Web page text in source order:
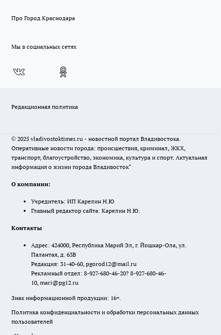
Про Город Краснодара
Мы в социальных сетях
Редакционная политика
© 2025 vladivostoktimes.ru - новостной портал Владивостока.
Оперативные новости города: происшествия, криминал, ЖКХ,
транспорт, благоустройство, экономика, культура и спорт. Актуальная
информация о жизни города Владивосток"
О компании:
Учредитель: ИП Карелин Н.Ю
Главный редактор сайта: Карелин Н.Ю.
Контакты
Адрес: 424000, Республика Марий Эл, г. Йошкар-Ола, ул.
Палантая, д. 63В
Редакция: 31-40-60, pgorod12@mail.ru
Рекламный отдел: 8-927-680-46-20? 8-927-680-46-
10, mari@pg12.ru
Знак информационной продукции: 16+.
Политика конфиденциальности и обработки персональных данных
пользователей